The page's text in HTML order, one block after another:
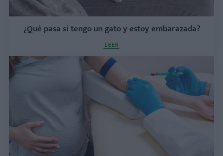
¿Qué pasa si tengo un gato y estoy embarazada?
LEER